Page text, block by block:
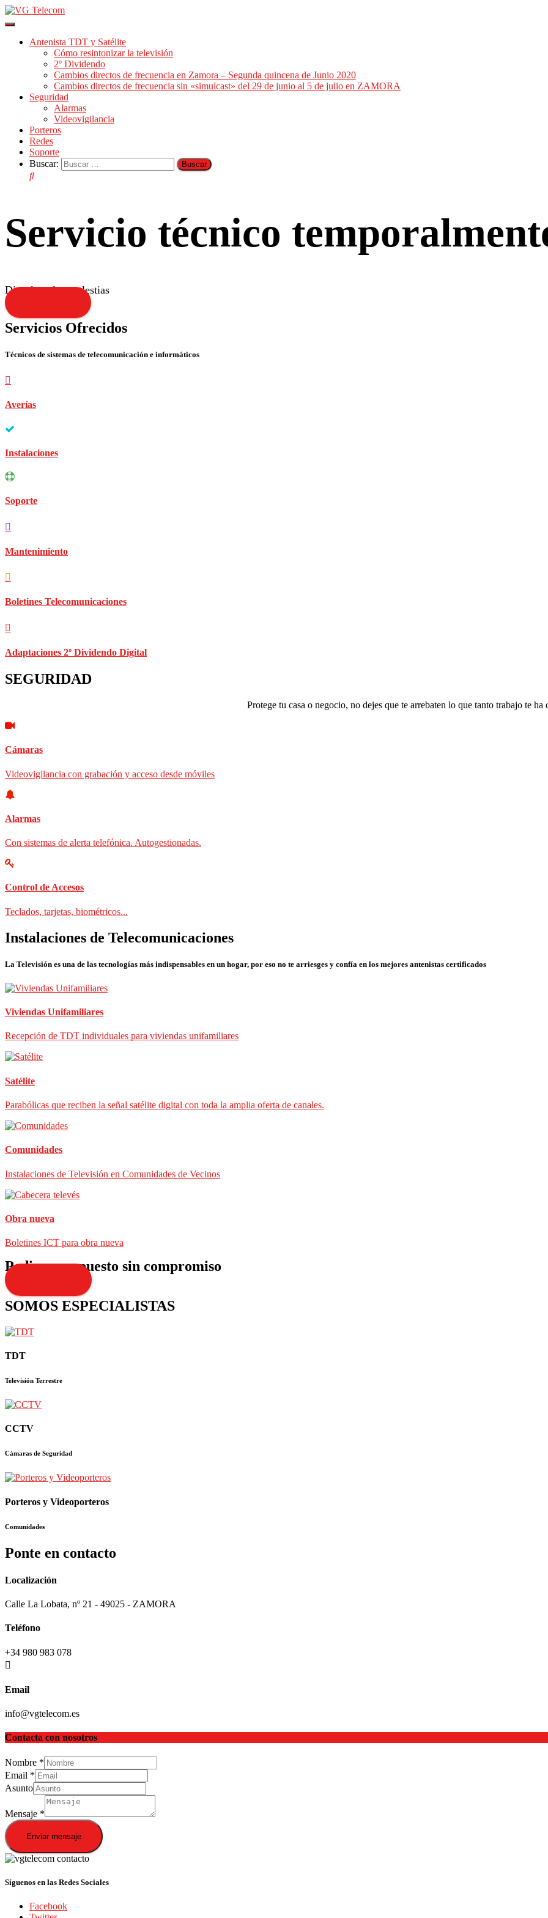
Cambiar
navegación
Antenista TDT y Satélite
Cómo resintonizar la televisión
2º Dividendo
Cambios directos de frecuencia en Zamora – Segunda quincena de Junio 2020
Cambios directos de frecuencia sin «simulcast» del 29 de junio al 5 de julio en ZAMORA
Seguridad
Alarmas
Videovigilancia
Porteros
Redes
Soporte
Buscar:
Servicio técnico
Disculpen las molestias
Servicios Ofrecidos
Técnicos de sistemas de telecomunicación e informáticos
Averías
Instalaciones
Soporte
Mantenimiento
Boletines Telecomunicaciones
Adaptaciones 2º Dividendo Digital
SEGURIDAD
Protege tu casa o negocio, no dejes que te arrebaten lo que tanto trabajo te ha
Cámaras
Videovigilancia con grabación y acceso desde móviles
Alarmas
Con sistemas de alerta telefónica. Autogestionadas.
Control de Accesos
Teclados, tarjetas, biométricos...
Instalaciones de Telecomunicaciones
La Televisión es una de las tecnologías más indispensables en un hogar, por eso no te arriesges y confía en los mejores antenistas certificados
Viviendas Unifamiliares
Recepción de TDT individuales para viviendas unifamiliares
Satélite
Parabólicas que reciben la señal satélite digital con toda la amplia oferta de canales.
Comunidades
Instalaciones de Televisión en Comunidades de Vecinos
Obra nueva
Boletines ICT para obra nueva
Pedir presupuesto sin compromiso
SOMOS ESPECIALISTAS
TDT
Televisión Terrestre
CCTV
Cámaras de Seguridad
Porteros y Videoporteros
Comunidades
Ponte en contacto
Localización
Calle La Lobata, nº 21 - 49025 - ZAMORA
Teléfono
+34 980 983 078
Email
info@vgtelecom.es
Contacta con nosotros
Nombre *
Email *
Asunto
Mensaje *
Enviar mensaje
Síguenos en las Redes Sociales
Facebook